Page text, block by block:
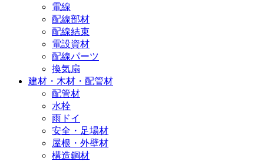
電線
配線部材
配線結束
電設資材
配線パーツ
換気扇
建材・木材・配管材
配管材
水栓
雨ドイ
安全・足場材
屋根・外壁材
構造鋼材